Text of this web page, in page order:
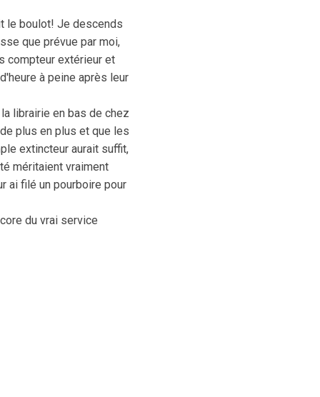
le boulot! Je descends
que prévue par moi,
compteur extérieur et
à peine après leur
librairie en bas de chez
plus en plus et que les
extincteur aurait suffit,
méritaient vraiment
ai filé un pourboire pour
du vrai service